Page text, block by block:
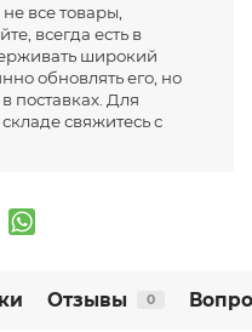
все товары,
всегда есть в
широкий
обновлять его, но
поставках. Для
свяжитесь с
Отзывы 0